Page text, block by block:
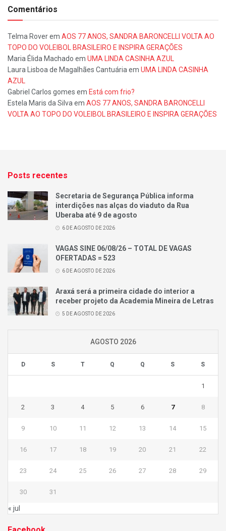
Comentários
Telma Roverem AOS 77 ANOS, SANDRA BARONCELLI VOLTA AO
TOPO DO VOLEIBOL BRASILEIRO E INSPIRA GERAÇÕES
Maria Élida Machado em UMA LINDA CASINHA AZUL
Laura Lisboa de Magalhães Cantuária em UMA LINDA CASINHA
AZUL
Gabriel Carlos gomes em Está com frio?
Estela Maris da Silva em AOS 77 ANOS, SANDRA BARONCELLI
VOLTA AO TOPO DO VOLEIBOL BRASILEIRO E INSPIRA GERAÇÕES
Posts recentes
Secretaria de Segurança Pública informa
interdições nas alças do viaduto da Rua
Uberaba até 9 de agosto
6 DE AGOSTO DE 2026
VAGAS SINE 06/08/26 – TOTAL DE VAGAS
OFERTADAS = 523
6 DE AGOSTO DE 2026
Araxá será a primeira cidade do interior a
receber projeto da Academia Mineira de Letras
5 DE AGOSTO DE 2026
AGOSTO 2026
D S T Q Q S S
1
2 3 4 5 6 7 8
9 10 11 12 13 14 15
16 17 18 19 20 21 22
23 24 25 26 27 28 29
30 31
« jul